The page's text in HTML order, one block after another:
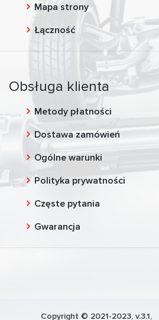
Mapa strony
Łączność
Obsługa klienta
Metody płatności
Dostawa zamówień
Ogólne warunki
Polityka prywatności
Częste pytania
Gwarancja
Copyright © 2021-2023, v.3.1,